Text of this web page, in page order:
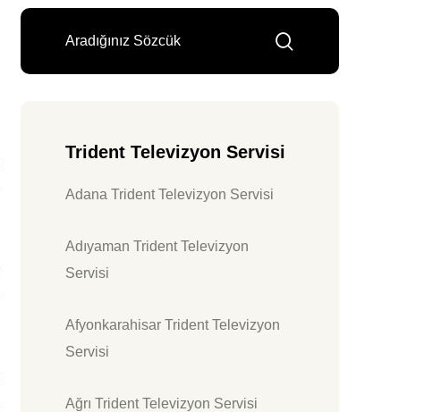
Trident Televizyon Servisi
Adana Trident Televizyon Servisi
Adıyaman Trident Televizyon
Servisi
Afyonkarahisar Trident Televizyon
Servisi
Ağrı Trident Televizyon Servisi